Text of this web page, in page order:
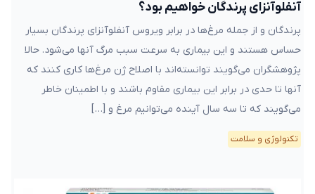
آنفلوآنزای پرندگان خواهیم بود؟
پرندگان و از جمله مرغ‌ها در برابر ویروس آنفلوآنزای پرندگان بسیار
حساس هستند و این بیماری به سرعت سبب مرگ آنها می‌شود. حالا
پژوهشگران می‌گویند توانسته‌اند با اصلاح ژن مرغ‌ها کاری کنند که
آنها تا حدی در برابر این بیماری مقاوم باشند و با اطمینان خاطر
می‌گویند که تا سه سال آینده می‌توانیم مرغ و […]
تکنولوژی و سلامت